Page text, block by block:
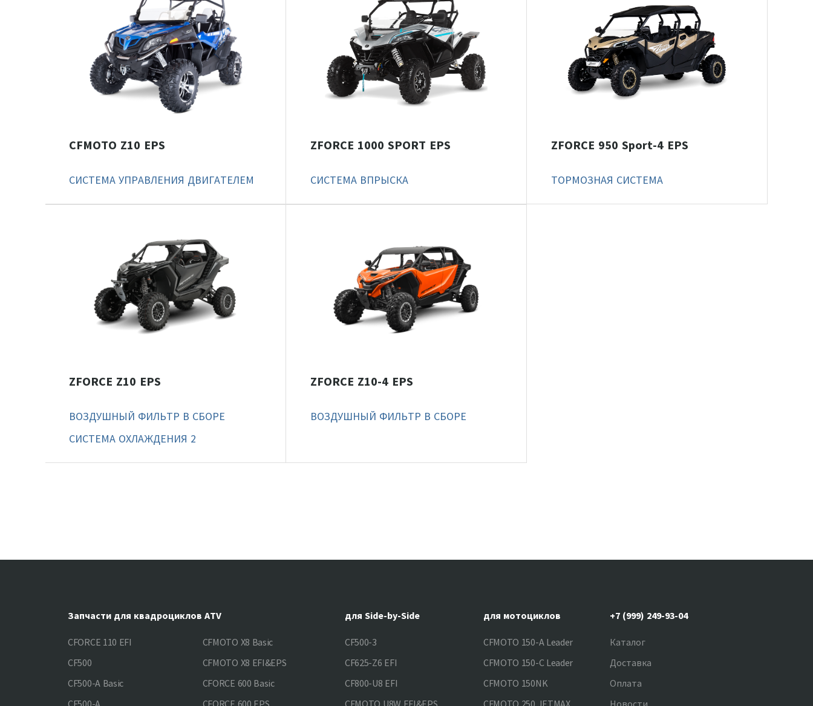
CFMOTO Z10 EPS
СИСТЕМА УПРАВЛЕНИЯ ДВИГАТЕЛЕМ
ZFORCE 1000 SPORT EPS
СИСТЕМА ВПРЫСКА
ZFORCE 950 Sport-4 EPS
ТОРМОЗНАЯ СИСТЕМА
ZFORCE Z10 EPS
ВОЗДУШНЫЙ ФИЛЬТР В СБОРЕ
СИСТЕМА ОХЛАЖДЕНИЯ 2
ZFORCE Z10-4 EPS
ВОЗДУШНЫЙ ФИЛЬТР В СБОРЕ
Запчасти для квадроциклов ATV
CFORCE 110 EFI
CF500
CF500-A Basic
CF500-A
CFMOTO X8 Basic
CFMOTO X8 EFI&EPS
CFORCE 600 Basic
CFORCE 600 EPS
для Side-by-Side
CF500-3
CF625-Z6 EFI
CF800-U8 EFI
CFMOTO U8W EFI&EPS
для мотоциклов
CFMOTO 150-A Leader
CFMOTO 150-C Leader
CFMOTO 150NK
CFMOTO 250 JETMAX
+7 (999) 249-93-04
Каталог
Доставка
Оплата
Новости